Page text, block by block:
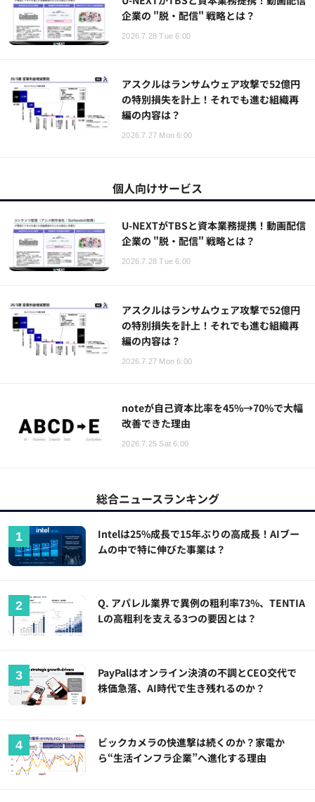
企業の "脱・配信" 戦略とは？
2026.7.28 Tue 6:00
アスクルはランサムウェア攻撃で52億円
の特別損失を計上！それでも進む組織再
編の内容は？
2026.7.27 Mon 6:00
個人向けサービス
U-NEXTがTBSと資本業務提携！動画配信
企業の "脱・配信" 戦略とは？
2026.7.28 Tue 6:00
アスクルはランサムウェア攻撃で52億円
の特別損失を計上！それでも進む組織再
編の内容は？
2026.7.27 Mon 6:00
noteが自己資本比率を45%→70%で大幅
改善できた理由
2026.7.25 Sat 6:00
総合ニュースランキング
Intelは25%成長で15年ぶりの高成長！AIブー
ムの中で特に伸びた事業は？
Q. アパレル業界で異例の粗利率73%、TENTIA
Lの高粗利を支える3つの要因とは？
PayPalはオンライン決済の不調とCEO交代で
株価急落、AI時代で生き残れるのか？
ビックカメラの快進撃は続くのか？家電か
ら“生活インフラ企業”へ進化する理由